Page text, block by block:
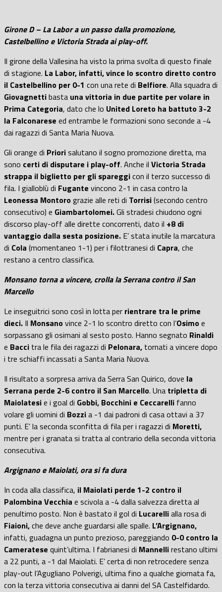
Girone D – La Labor a un passo dalla promozione,
Castelbellino e Victoria Strada ai play-off.
Il girone della Vallesina ha visto la prima svolta di questo finale
di stagione. La Labor, infatti, vince lo scontro diretto contro
il Castelbellino per 0-1 con una rete di Belfiore. Alla squadra di
Giovagnettibasta una vittoria in due partite per volare in
Prima Categoria, dato che lo United Loreto ha battuto 3-2
la Falconarese ed entrambe le formazioni sono seconde a -4
dai ragazzi di Santa Maria Nuova.
Gli orange di Priorisalutano il sogno promozione diretta, ma
sono certi di disputare i play-off. Anche il Victoria Strada
strappa il biglietto per gli spareggicon il terzo successo di
fila. I gialloblù di Fugante vincono 2-1 in casa contro la
Leonessa Montorograzie alle reti di Torrisi(secondo centro
consecutivo) e Giambartolomei.Gli stradesi chiudono ogni
discorso play-off alle dirette concorrenti, dato il +8 di
vantaggio dalla sesta posizione. E’ stata inutile la marcatura
di Cola (momentaneo 1-1) per i filottranesi di Capra, che
restano a centro classifica.
Monsano torna a vincere, crolla la Serrana contro il San
Marcello
Le inseguitrici sono così in lotta per rientrare tra le prime
dieci. Il Monsanovince 2-1 lo scontro diretto con l’Osimoe
sorpassano gli osimani al sesto posto. Hanno segnato Rinaldi
e Bacci tra le fila dei ragazzi di Pelonara, tornati a vincere dopo
i tre schiaffi incassati a Santa Maria Nuova.
Il risultato a sorpresa arriva da Serra San Quirico, dove la
Serrana perde 2-6 contro il San Marcello. Una tripletta di
Maiolatesie i goal di Gobbi, Bocchini e Ceccarelli fanno
volare gli uomini di Bozzia -1 dai padroni di casa ottavi a 37
punti. E’ la seconda sconfitta di fila per i ragazzi di Moretti,
mentre per i granata si tratta al contrario della seconda vittoria
consecutiva.
Argignano e Maiolati, ora si fa dura
In coda alla classifica, il Maiolati perde 1-2 contro il
Palombina Vecchia e scivola a -4 dalla salvezza diretta al
penultimo posto. Non è bastato il gol di Lucarellialla rosa di
Fiaioni,che deve anche guardarsi alle spalle. L’Argignano,
infatti, guadagna un punto prezioso, pareggiando 0-0 contro la
Cameratese quint’ultima. I fabrianesi di Mannellirestano ultimi
a 22 punti, a -1 dal Maiolati. E’ certa di non retrocedere senza
play-out l’Agugliano Polverigi, ultima fino a qualche giornata fa,
con la terza vittoria consecutiva ai danni del SA Castelfidardo.